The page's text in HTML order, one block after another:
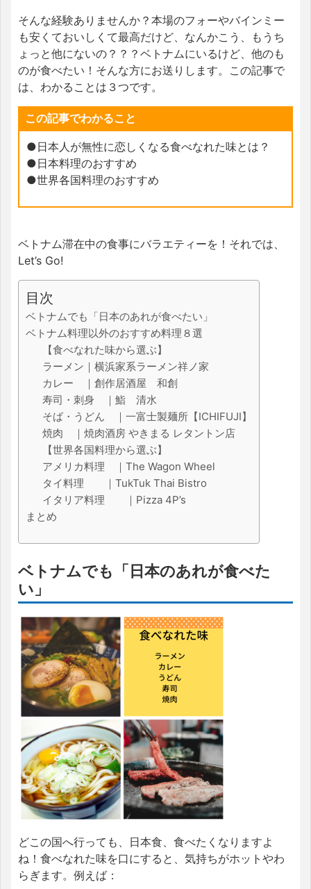
そんな経験ありませんか？ 本場のフォーやバインミー
も安くておいしくて最高だけど、なんかこう、もうち
ょっと他にないの？？？ベトナムにいるけど、他のも
のが食べたい！そんな方にお送りします。 この記事で
は、わかることは３つです。
この記事でわかること
●日本人が無性に恋しくなる食べなれた味とは？
●日本料理のおすすめ
●世界各国料理のおすすめ
ベトナム滞在中の食事にバラエティーを！それでは、
Let’s Go!
目次
ベトナムでも「日本のあれが食べたい」
ベトナム料理以外のおすすめ料理８選
【食べなれた味から選ぶ】
ラーメン｜横浜家系ラーメン祥ノ家
カレー ｜創作居酒屋 和創
寿司・刺身 ｜鮨 清水
そば・うどん ｜一富士製麺所【ICHIFUJI】
焼肉 ｜焼肉酒房 やきまる レタントン店
【世界各国料理から選ぶ】
アメリカ料理 ｜The Wagon Wheel
タイ料理 ｜TukTuk Thai Bistro
イタリア料理 ｜Pizza 4P’s
まとめ
ベトナムでも「日本のあれが食べた
い」
どこの国へ行っても、日本食、食べたくなりますよ
ね！食べなれた味を口にすると、気持ちがホットやわ
らぎます。例えば：